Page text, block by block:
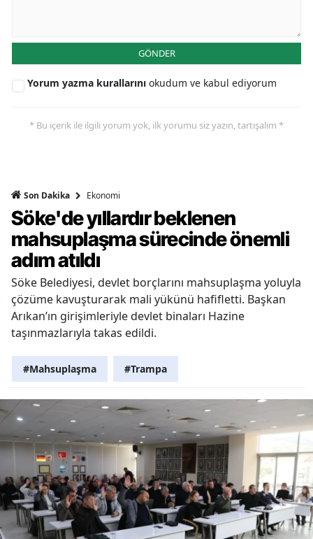
GÖNDER
Yorum yazma kurallarını okudum ve kabul ediyorum
* Bu içerik ile ilgili yorum yok, ilk yorumu siz yazın, tartışalım *
Son Dakika Ekonomi
Söke'de yıllardır beklenen
mahsuplaşma sürecinde önemli
adım atıldı
Söke Belediyesi, devlet borçlarını mahsuplaşma yoluyla
çözüme kavuşturarak mali yükünü hafifletti. Başkan
Arıkan’ın girişimleriyle devlet binaları Hazine
taşınmazlarıyla takas edildi.
#Mahsuplaşma #Trampa